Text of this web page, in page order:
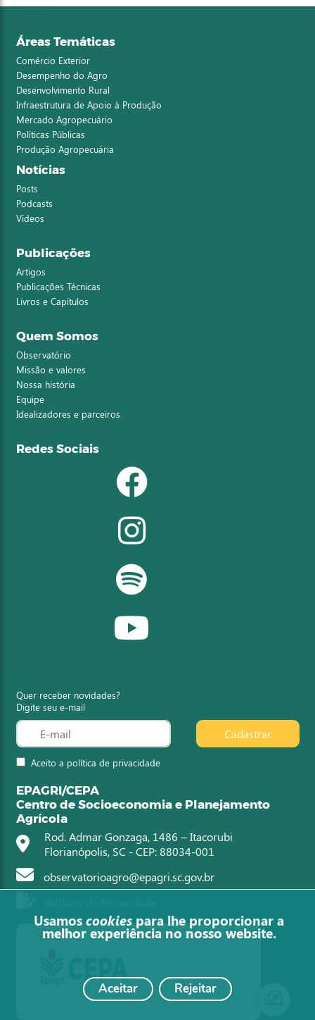
Áreas Temáticas
Comércio Exterior
Desempenho do Agro
Desenvolvimento Rural
Infraestrutura de Apoio à Produção
Mercado Agropecuário
Políticas Públicas
Produção Agropecuária
Notícias
Posts
Podcasts
Vídeos
Publicações
Artigos
Publicações Técnicas
Livros e Capítulos
Quem Somos
Observatório
Missão e valores
Nossa história
Equipe
Idealizadores e parceiros
Redes Sociais
Quer receber novidades?
Digite seu e-mail
Aceito a política de privacidade
Cadastrar
EPAGRI/CEPA
Centro de Socioeconomia e Planejamento
Agrícola
Rod. Admar Gonzaga, 1486 – Itacorubi
Florianópolis, SC - CEP: 88034-001
observatorioagro@epagri.sc.gov.br
Usamos cookies para lhe proporcionar a
melhor experiência no nosso website.
Aceitar Rejeitar